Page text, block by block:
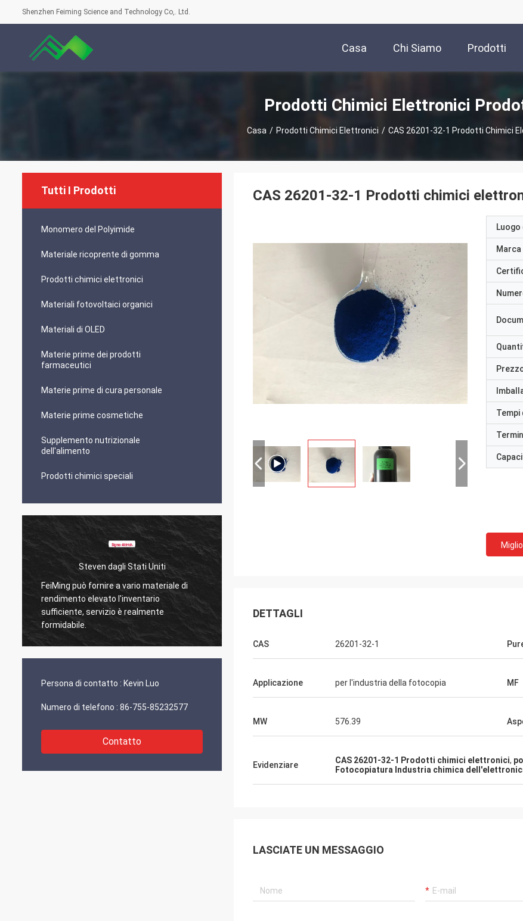
Shenzhen Feiming Science and Technology Co,. Ltd.
Casa Chi Siamo Prodotti
Prodotti Chimici Elettronici
Casa / Prodotti Chimici Elettronici / CAS 26201-32-1 Prodotti Chimici
Tutti I Prodotti
Monomero del Polyimide
Materiale ricoprente di gomma
Prodotti chimici elettronici
Materiali fotovoltaici organici
Materiali di OLED
Materie prime dei prodotti
farmaceutici
Materie prime di cura personale
Materie prime cosmetiche
Supplemento nutrizionale
dell'alimento
Prodotti chimici speciali
Steven dagli Stati Uniti
FeiMing può fornire a vario materiale di
rendimento elevato l'inventario
sufficiente, servizio è realmente
formidabile.
condividero' direttamente con voi.
Persona di contatto : Kevin Luo
Numero di telefono : 86-755-85232577
Contatto
CAS 26201-32-1 Prodotti chimici
Marca
Tempi
DETTAGLI
CAS 26201-32-1
Applicazione per l'industria della fotocopia MF
MW 576.39
Evidenziare CAS 26201-32-1 Prodotti chimici elettronici,
Fotocopiatura Industria chimica
LASCIATE UN MESSAGGIO